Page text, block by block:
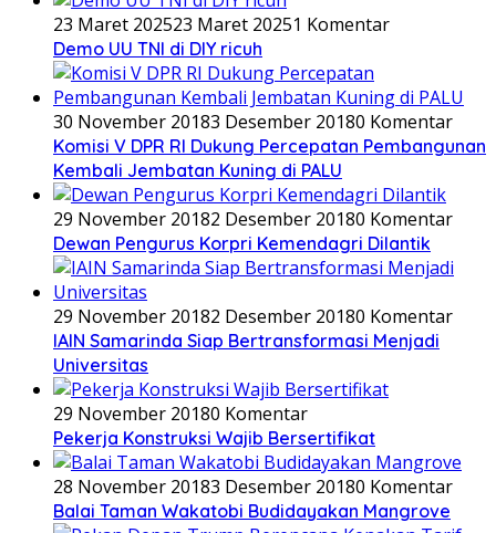
23 Maret 202523 Maret 20251 Komentar
Demo UU TNI di DIY ricuh
30 November 20183 Desember 20180 Komentar
Komisi V DPR RI Dukung Percepatan Pembangunan
Kembali Jembatan Kuning di PALU
29 November 20182 Desember 20180 Komentar
Dewan Pengurus Korpri Kemendagri Dilantik
29 November 20182 Desember 20180 Komentar
IAIN Samarinda Siap Bertransformasi Menjadi
Universitas
29 November 20180 Komentar
Pekerja Konstruksi Wajib Bersertifikat
28 November 20183 Desember 20180 Komentar
Balai Taman Wakatobi Budidayakan Mangrove